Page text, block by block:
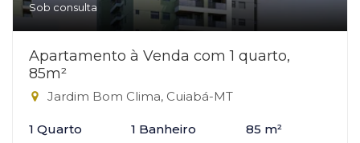
Sob consulta
Apartamento à Venda com 1 quarto,
85m²
Jardim Bom Clima, Cuiabá-MT
1 Quarto 1 Banheiro 85 m²